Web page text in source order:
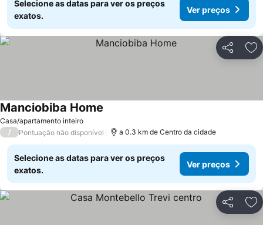
Selecione as datas para ver os preços
exatos.
Ver preços
Partilhar
Casa/apartamento inteiro
Manciobiba Home
/ Pontuação não disponível a 0.3 km de Centro da cidade
Selecione as datas para ver os preços
exatos.
Ver preços
Partilhar